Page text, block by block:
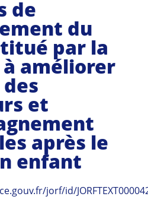
de
du
par la
améliorer
et
après le
enfant
jorf/id/